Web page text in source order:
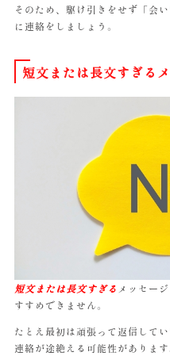
そのため、駆け引きをせず「会
に連絡をしましょう。
短文または長文すぎる
短文または長文すぎる メッセー
すすめできません。
たとえ最初は頑張って返信して
連絡が途絶える可能性があります